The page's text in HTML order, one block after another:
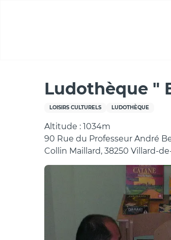
Ludothèque "
LOISIRS CULTURELS LUDOTHÈQUE
Altitude : 1034m
90 Rue du Professeur André
Collin Maillard, 38250 Villard-